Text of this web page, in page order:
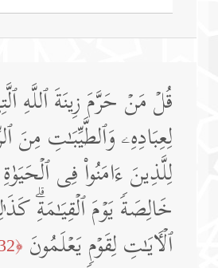
قُلۡ مَنۡ حَرَّمَ زِینَةَ ٱللَّهِ
لِعِبَادِهِۦ وَٱلطَّیِّبَـٰتِ مِنَ
لِلَّذِینَ ءَامَنُوا۟ فِی ٱلۡحَیَوٰةِ
خَالِصَةࣰ یَوۡمَ ٱلۡقِیَـٰمَةِۗ
ٱلۡـَٔایَـٰتِ لِقَوۡمࣲ یَعۡلَمُونَ ﴿32﴾